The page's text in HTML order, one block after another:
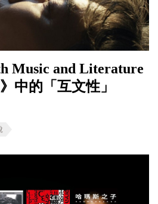
Music and Literature
的「互文性」